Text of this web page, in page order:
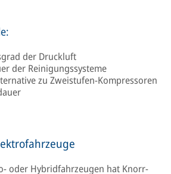
der Druckluft
der Reinigungssysteme
zu Zweistufen-Kompressoren
oder Hybridfahrzeugen hat Knorr-